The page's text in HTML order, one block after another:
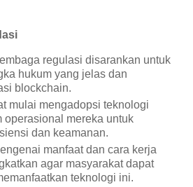
regulasi disarankan untuk
hukum yang jelas dan
blockchain.
mulai mengadopsi teknologi
operasional mereka untuk
dan keamanan.
manfaat dan cara kerja
agar masyarakat dapat
teknologi ini.